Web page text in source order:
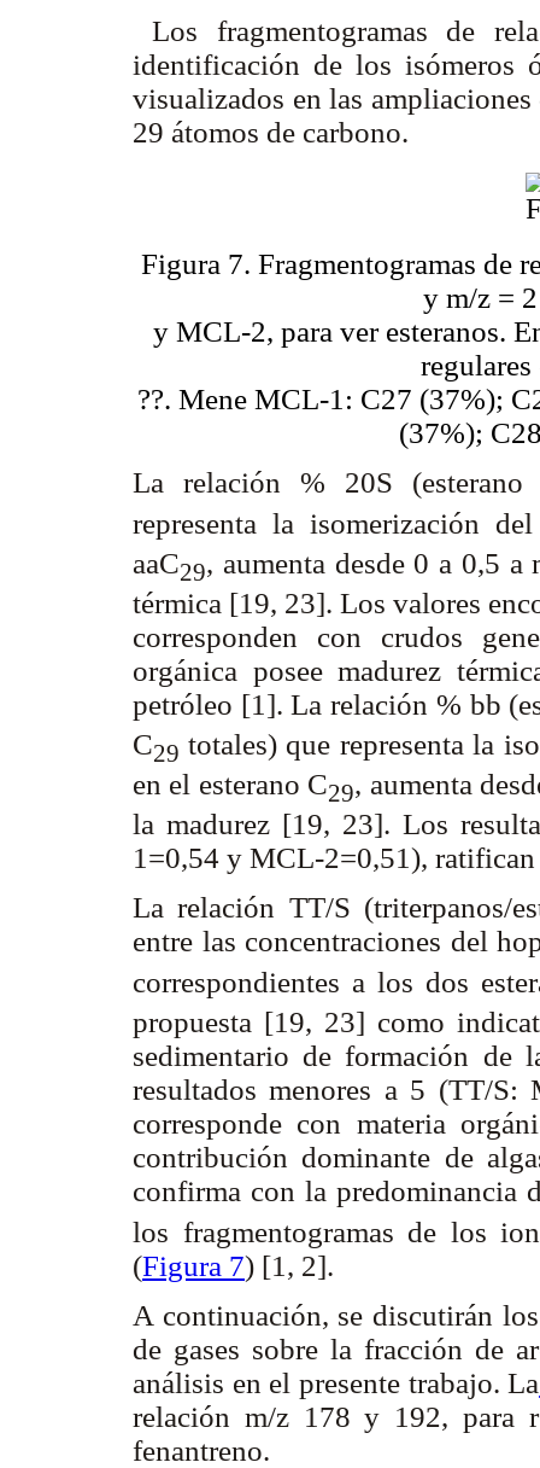
Los fragmentogramas de
identificación de los isómeros
visualizados en las
29 átomos de carbono.
Figura 7. Fragmentogramas de
y m/z =
y MCL-2, para ver esteranos.
??. Mene MCL-1: C27 (37%);
(37%);
La relación % 20S (esterano
representa la isomerización
aaC29, aumenta desde 0 a 0,5 a
térmica [19, 23]. Los valores
corresponden con crudos
orgánica posee madurez
petróleo [1]. La relación % bb
C29 totales) que representa la
en el esterano C29, aumenta
la madurez [19, 23]. Los
1=0,54 y MCL-2=0,51),
La relación TT/S (triterpanos/
entre las concentraciones del
correspondientes a los dos
propuesta [19, 23] como
sedimentario de formación de
resultados menores a 5 (TT/
corresponde con materia
contribución dominante de
confirma con la predominancia
los fragmentogramas de los
(Figura 7) [1, 2].
A continuación, se discutirán
de gases sobre la fracción de
análisis en el presente trabajo. La
relación m/z 178 y 192, para
fenantreno.